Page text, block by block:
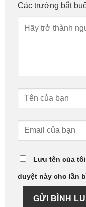
Các trường bắt
Lưu tên của
duyệt này cho lần
GỬI BÌNH